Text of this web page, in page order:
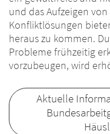
und das Aufzeigen
Konfliktlösungen
heraus zu kommen.
Probleme frühzeitig
vorzubeugen, wird
Aktuelle